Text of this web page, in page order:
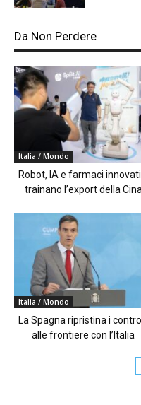
Da Non Perdere
Italia / Mondo
Robot, IA e farmaci
trainano l’export della Cina
Italia / Mondo
La Spagna ripristina i
alle frontiere con l’Italia